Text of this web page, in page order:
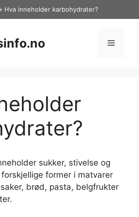
» Hva inneholder karbohydrater?
Meny
sukker, stivelse og
former i matvarer
brød, pasta, belgfrukter